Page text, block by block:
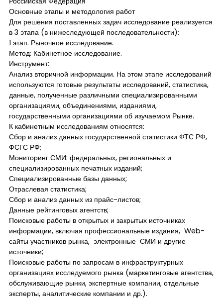
Основные этапы и методология работ
Для решения поставленных задач исследование реализуется
в 3 этапа (в нижеследующей последовательности):
1 этап. Рыночное исследование.
Метод: Кабинетное исследование.
Инструмент:
Анализ вторичной информации. На этом этапе исследований
используются готовые результаты исследований, статистика,
данные, полученные различными специализированными
организациями, объединениями, изданиями,
государственными организациями об изучаемом Рынке.
К кабинетным исследованиям относятся:
Сбор и анализ данных государственной статистики ФТС РФ,
ФСГС РФ;
Мониторинг СМИ: федеральных, региональных и
специализированных печатных изданий;
Специализированные базы данных;
Отраслевая статистика;
Сбор и анализ данных из прайс-листов;
Данные рейтинговых агентств;
Поисковые работы в открытых и закрытых источниках
информации, включая профессиональные издания, Web-
сайты участников рынка, электронные СМИ и другие
источники;
Поисковые работы по запросам в инфраструктурных
организациях исследуемого рынка (маркетинговые агентства,
обслуживающие рынки, экспертные компании, отдельные
эксперты, аналитические компании и др.).